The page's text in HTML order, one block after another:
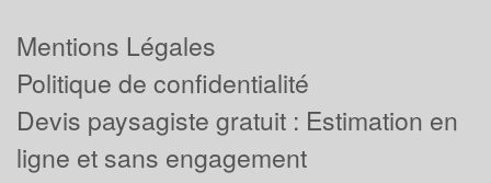
Mentions Légales
Politique de confidentialité
Devis paysagiste gratuit : Estimation en
ligne et sans engagement